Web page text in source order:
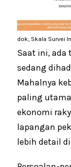
dok; Skala Survei
Saat ini, ada
sedang
Mahalnya
paling
ekonomi
lapangan
lebih detail